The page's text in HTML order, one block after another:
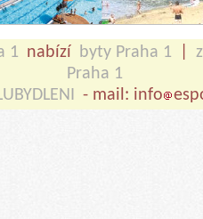
1 nabízí byty Praha 1
Praha 1
- mail: info